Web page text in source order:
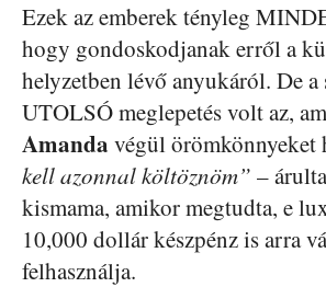
Ezek az emberek tényleg
hogy gondoskodjanak erről a
helyzetben lévő anyukáról. De
UTOLSÓ meglepetés volt az,
Amanda végül örömkönnyeket
kell azonnal költöznöm” –
kismama, amikor megtudta, e
10,000 dollár készpénz is arra
felhasználja.